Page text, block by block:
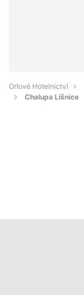
Orlové Hotelnictví
Chalupa Líšnice